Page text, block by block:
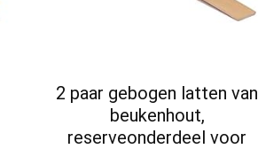
2 paar gebogen latten van
beukenhout,
reserveonderdeel voor